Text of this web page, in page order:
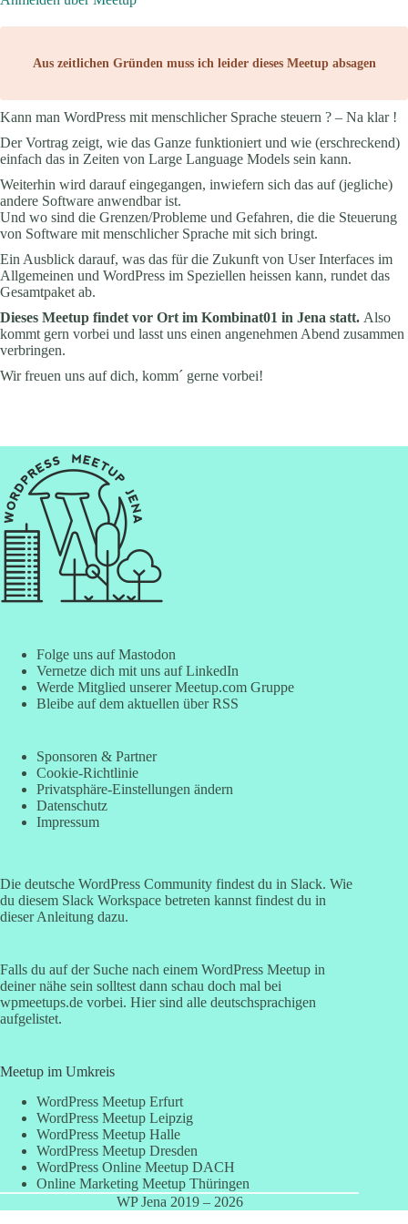
Aus zeitlichen Gründen muss ich leider dieses Meetup absagen
Kann man WordPress mit menschlicher Sprache steuern ? – Na klar !
Der Vortrag zeigt, wie das Ganze funktioniert und wie (erschreckend)
einfach das in Zeiten von Large Language Models sein kann.
Weiterhin wird darauf eingegangen, inwiefern sich das auf (jegliche)
andere Software anwendbar ist.
Und wo sind die Grenzen/Probleme und Gefahren, die die Steuerung
von Software mit menschlicher Sprache mit sich bringt.
Ein Ausblick darauf, was das für die Zukunft von User Interfaces im
Allgemeinen und WordPress im Speziellen heissen kann, rundet das
Gesamtpaket ab.
Dieses Meetup findet vor Ort im Kombinat01 in Jena statt. Also
kommt gern vorbei und lasst uns einen angenehmen Abend zusammen
verbringen.
Wir freuen uns auf dich, komm´ gerne vorbei!
Folge uns auf Mastodon
Vernetze dich mit uns auf LinkedIn
Werde Mitglied unserer Meetup.com Gruppe
Bleibe auf dem aktuellen über RSS
Sponsoren & Partner
Cookie-Richtlinie
Privatsphäre-Einstellungen ändern
Datenschutz
Impressum
Die deutsche WordPress Community findest du in Slack. Wie
du diesem Slack Workspace betreten kannst findest du in
dieser Anleitung dazu.
Falls du auf der Suche nach einem WordPress Meetup in
deiner nähe sein solltest dann schau doch mal bei
wpmeetups.de vorbei. Hier sind alle deutschsprachigen
aufgelistet.
Meetup im Umkreis
WordPress Meetup Erfurt
WordPress Meetup Leipzig
WordPress Meetup Halle
WordPress Meetup Dresden
WordPress Online Meetup DACH
Online Marketing Meetup Thüringen
WP Jena 2019 – 2026